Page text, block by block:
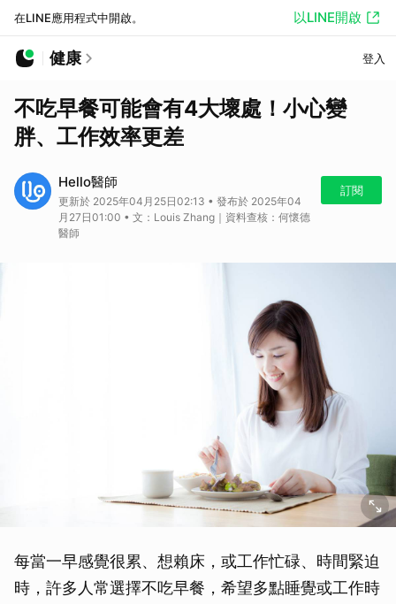
在LINE應用程式中開啟。 以LINE開啟
健康 登入
不吃早餐可能會有4大壞處！小心變
胖、工作效率更差
Hello醫師
更新於 2025年04月25日02:13 • 發布於 2025年04
月27日01:00 • 文：Louis Zhang｜資料查核：何懷德
醫師
訂閱
每當一早感覺很累、想賴床，或工作忙碌、時間緊迫
時，許多人常選擇不吃早餐，希望多點睡覺或工作時